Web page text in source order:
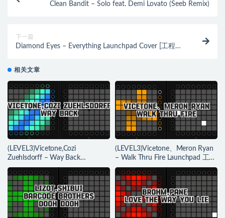
Clean Bandit – Solo feat. Demi Lovato (Seeb Remix)
下一篇
Diamond Eyes – Everything Launchpad Cover [工程文
相关文章
(LEVEL3)Vicetone,Cozi
Zuehlsdorff – Way Back
Launchpad 工程下载
(LEVEL3)Vicetone、Meron Ryan
– Walk Thru Fire Launchpad 工程
下载